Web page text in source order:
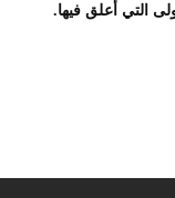
التي أعلق فيها.